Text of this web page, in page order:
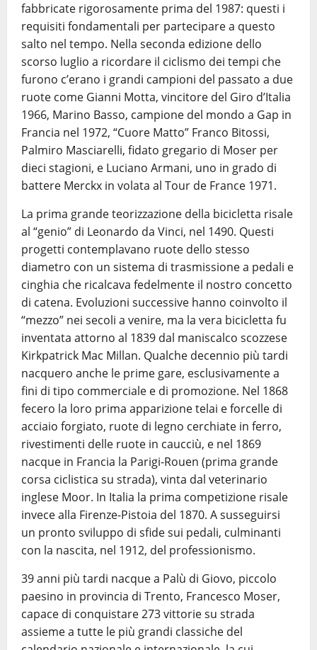
fabbricate rigorosamente prima del 1987: questi i
requisiti fondamentali per partecipare a questo
salto nel tempo. Nella seconda edizione dello
scorso luglio a ricordare il ciclismo dei tempi che
furono c’erano i grandi campioni del passato a due
ruote come Gianni Motta, vincitore del Giro d’Italia
1966, Marino Basso, campione del mondo a Gap in
Francia nel 1972, “Cuore Matto” Franco Bitossi,
Palmiro Masciarelli, fidato gregario di Moser per
dieci stagioni, e Luciano Armani, uno in grado di
battere Merckx in volata al Tour de France 1971.
La prima grande teorizzazione della bicicletta risale
al “genio” di Leonardo da Vinci, nel 1490. Questi
progetti contemplavano ruote dello stesso
diametro con un sistema di trasmissione a pedali e
cinghia che ricalcava fedelmente il nostro concetto
di catena. Evoluzioni successive hanno coinvolto il
“mezzo” nei secoli a venire, ma la vera bicicletta fu
inventata attorno al 1839 dal maniscalco scozzese
Kirkpatrick Mac Millan. Qualche decennio più tardi
nacquero anche le prime gare, esclusivamente a
fini di tipo commerciale e di promozione. Nel 1868
fecero la loro prima apparizione telai e forcelle di
acciaio forgiato, ruote di legno cerchiate in ferro,
rivestimenti delle ruote in caucciù, e nel 1869
nacque in Francia la Parigi-Rouen (prima grande
corsa ciclistica su strada), vinta dal veterinario
inglese Moor. In Italia la prima competizione risale
invece alla Firenze-Pistoia del 1870. A susseguirsi
un pronto sviluppo di sfide sui pedali, culminanti
con la nascita, nel 1912, del professionismo.
39 anni più tardi nacque a Palù di Giovo, piccolo
paesino in provincia di Trento, Francesco Moser,
capace di conquistare 273 vittorie su strada
assieme a tutte le più grandi classiche del